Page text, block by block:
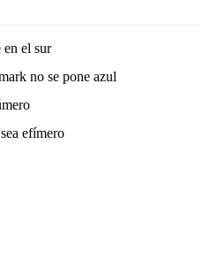
el sur
no se pone azul
efímero